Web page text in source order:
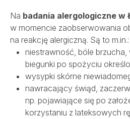
Na badania alergologiczne w
w momencie zaobserwowania
na reakcję alergiczną. Są to m.in.:
niestrawność, bóle brzucha,
biegunki po spożyciu
wysypki skórne
nawracający świąd,
np. pojawiające się po
korzystaniu z lateksowych